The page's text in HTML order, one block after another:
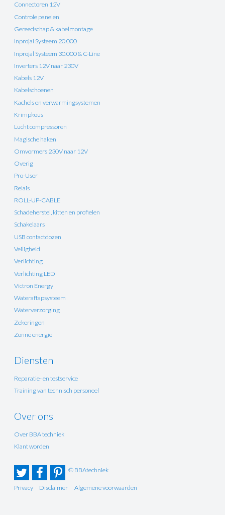
Connectoren 12V
Controle panelen
Gereedschap & kabelmontage
Inprojal Systeem 20.000
Inprojal Systeem 30.000 & C-Line
Inverters 12V naar 230V
Kabels 12V
Kabelschoenen
Kachels en verwarmingsystemen
Krimpkous
Lucht compressoren
Magische haken
Omvormers 230V naar 12V
Overig
Pro-User
Relais
ROLL-UP-CABLE
Schadeherstel, kitten en profielen
Schakelaars
USB contactdozen
Veiligheid
Verlichting
Verlichting LED
Victron Energy
Wateraftapsysteem
Waterverzorging
Zekeringen
Zonne energie
Diensten
Reparatie- en testservice
Training van technisch personeel
Over ons
Over BBA techniek
Klant worden
© BBAtechniek
Privacy Disclaimer Algemene voorwaarden